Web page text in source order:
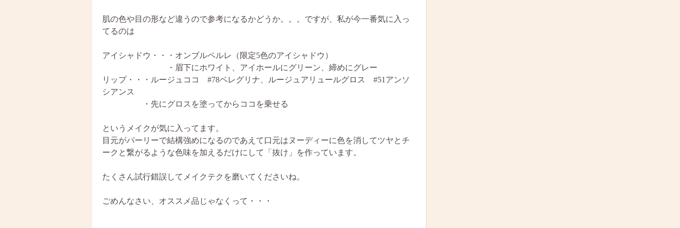
肌の色や目の形など違うので参考になるかどうか。。。ですが、私が今一番気に入っ
てるのは
アイシャドウ・・・オンブルペルレ（限定5色のアイシャドウ）
・眉下にホワイト、アイホールにグリーン、締めにグレー
リップ・・・ルージュココ #78ペレグリナ、ルージュアリュールグロス #51アンソ
シアンス
・先にグロスを塗ってからココを乗せる
というメイクが気に入ってます。
目元がパーリーで結構強めになるのであえて口元はヌーディーに色を消してツヤとチ
ークと繋がるような色味を加えるだけにして「抜け」を作っています。
たくさん試行錯誤してメイクテクを磨いてくださいね。
ごめんなさい、オススメ品じゃなくって・・・